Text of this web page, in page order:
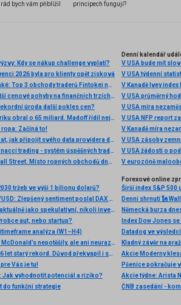
bych vám přiblížil
z nich.
principech fungují?
Kdy se nákup challenge vyplatí?
2026 byla pro klienty opět zisková
Léto v plném proudu, trhy také: Top 3 obchody traderů Fintokei na indexech a zlatě
Chamtivost a strach: Největší cenové pohyby na finančních trzích (červenec 2026)
úroda další pokles cen?
Stvořil elitní klub, kde Ameriku obral o 65 miliard. Madoff řídil největší Ponzi dějin
Začíná to!
Historická data, kde je získat, jak připojit svého data providera do MultiCharts a proč je budeme potřebovat? (4. díl)
Jak obchodují profíci: Fibonacci trading - systém úspěšných traderů
Burza v LA chtěla sesadit Wall Street. Místo ropných obchodů dnes místem duní basy
Denní kalendář
V USA bude mít
V USA týdenní
V Kanadě Ivey index
V USA průměrný
V USA míra
V USA NFP report
V Kanadě míra
V USA zásoby
V USA žádosti o
V eurozóně
tržeb ve výši 1 bilionu dolarů?
Analýza DAX, Nasdaq, EUR/USD: Zlepšený sentiment poslal DAX na nová maxima
Praktické okénko: Bitcoin aktuálně jako spekulativní, nikoli investiční aktivum
aut, nebo startup?
analýza (W1–H4)
Akciová analýza: Výsledky McDonald’s nepotěšily, ale ani neurazily. Jakou vizi společnost prezentovala?
Akcie Microsoftu zlomily 26 let starý rekord. Důvod překvapil i samotné investory
Vás je tu!
Jak vyhodnotit potenciál a riziko?
do funkční strategie
Forexové online
Širší index S&P
Index Dow Jones
Kladný závěr na
ČNB zasedání -